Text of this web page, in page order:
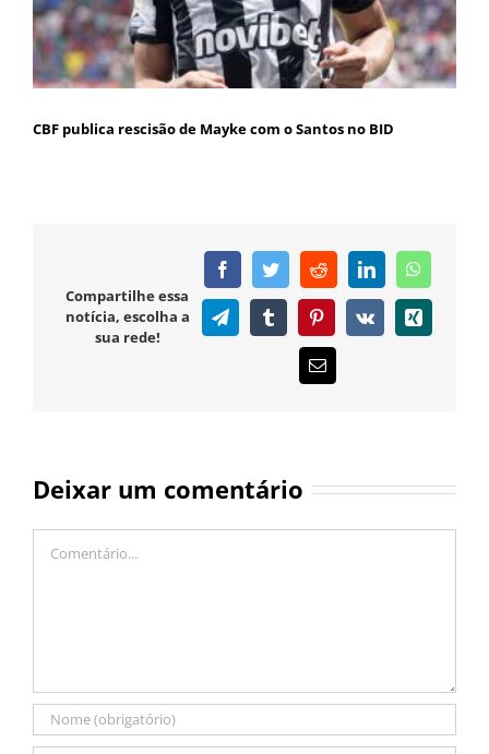
CBF publica rescisão de Mayke com o Santos no BID
Compartilhe essa
notícia, escolha a
sua rede!
FacebookTwitterRedditLinkedIn
TelegramTumblr PinterestVk Xing
E-
mail
Deixar um comentário